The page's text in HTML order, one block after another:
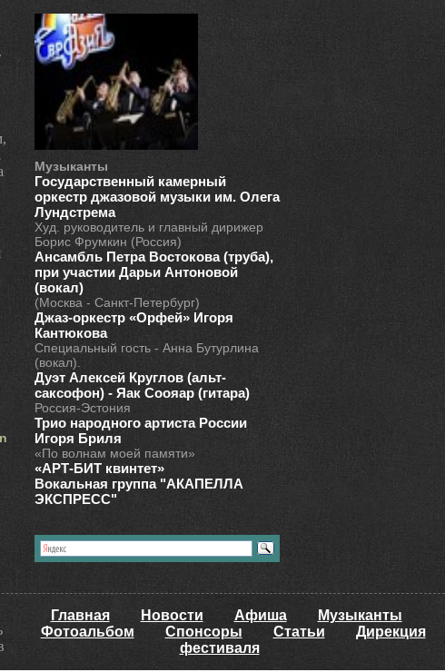
Музыканты
Государственный камерный
оркестр джазовой музыки им. Олега
Лундстрема
Худ. руководитель и главный дирижер
Борис Фрумкин (Россия)
Ансамбль Петра Востокова (труба),
при участии Дарьи Антоновой
(вокал)
(Москва - Санкт-Петербург)
Джаз-оркестр «Орфей» Игоря
Кантюкова
Специальный гость - Анна Бутурлина
(вокал).
Дуэт Алексей Круглов (альт-
саксофон) - Яак Соояар (гитара)
Россия-Эстония
Трио народного артиста России
Игоря Бриля
«По волнам моей памяти»
«АРТ-БИТ квинтет»
Вокальная группа "АКАПЕЛЛА
ЭКСПРЕСС"
Главная Новости Афиша
Музыканты
Фотоальбом
Спонсоры Статьи
Дирекция
фестиваля